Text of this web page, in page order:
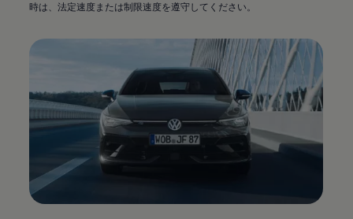
時は、法定速度または制限速度を遵守してください。